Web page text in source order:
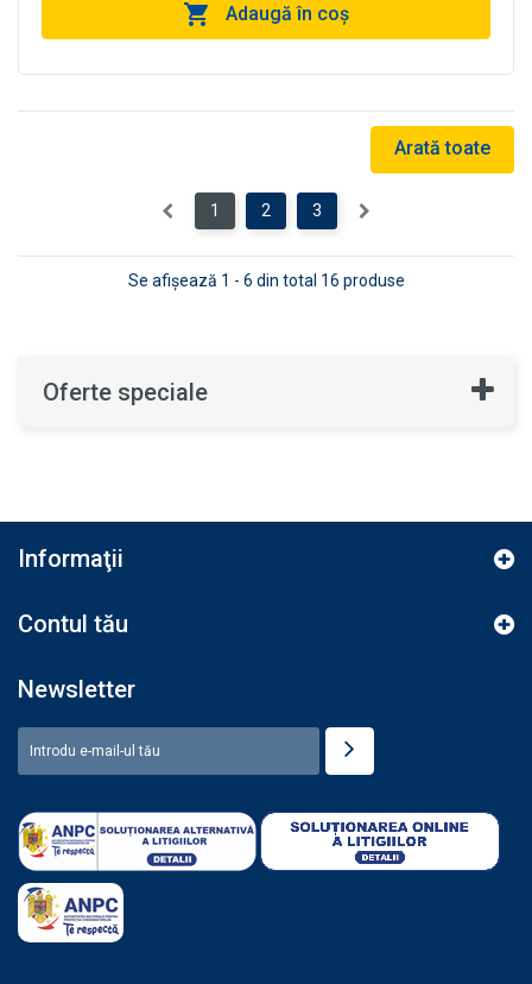
Adaugă în coş
Arată toate
1 2 3
Se afişează 1 - 6 din total 16 produse
Oferte speciale
Informaţii
Contul tău
Newsletter